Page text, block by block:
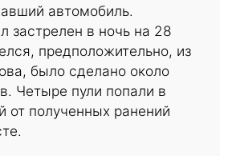
автомобиль.
застрелен в ночь на 28
предположительно, из
было сделано около
Четыре пули попали в
от полученных ранений